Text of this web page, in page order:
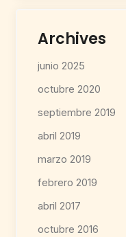
Archives
junio 2025
octubre 2020
septiembre 2019
abril 2019
marzo 2019
febrero 2019
abril 2017
octubre 2016